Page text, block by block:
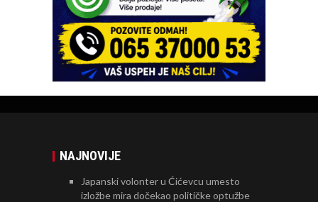
NAJNOVIJE
Japanski volonter u Ćićevcu umesto
izložbe mira dočekao političke optužbe